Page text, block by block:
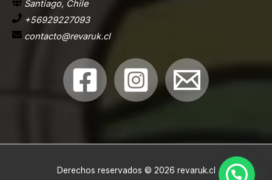
Santiago, Chile
+56929227093
contacto@revaruk.cl
Derechos reservados © 2026 revaruk.cl